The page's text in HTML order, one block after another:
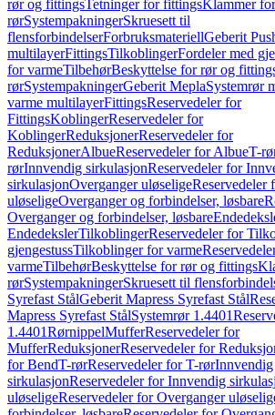
rør og fittingsTetninger for fittingsKlammer for
rørSystempakningerSkruesett til
flensforbindelserForbruksmateriellGeberit
multilayerFittingsTilkoblingerFordeler med
for varmeTilbehørBeskyttelse for rør og
rørSystempakningerGeberit MeplaSystemrør
varme multilayerFittingsReservedeler for
FittingsKoblingerReservedeler for
KoblingerReduksjonerReservedeler for
ReduksjonerAlbueReservedeler for AlbueT-
rørInnvendig sirkulasjonReservedeler for
sirkulasjonOverganger uløseligeReservedeler
uløseligeOverganger og forbindelser, løsbare
Overganger og forbindelser, løsbare
EndedekslerTilkoblingerReservedeler for
gjengestussTilkoblinger for varme
varmeTilbehørBeskyttelse for rør og fittings
rørSystempakningerSkruesett til
Syrefast StålGeberit Mapress Syrefast Stål
Mapress Syrefast StålSystemrør 1.4401
1.4401RørnippelMufferReservedeler for
MufferReduksjonerReservedeler for
for BendT-rørReservedeler for T-rørInnvendig
sirkulasjonReservedeler for Innvendig
uløseligeReservedeler for Overganger